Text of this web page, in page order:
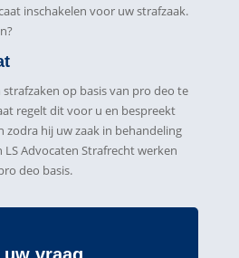
inschakelen voor uw strafzaak.
op basis van pro deo te
regelt dit voor u en bespreekt
zodra hij uw zaak in behandeling
LS Advocaten Strafrecht werken
deo basis.